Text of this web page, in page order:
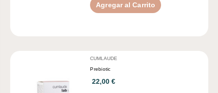
Agregar al Carrito
CUMLAUDE
Prebiotic
22,00 €